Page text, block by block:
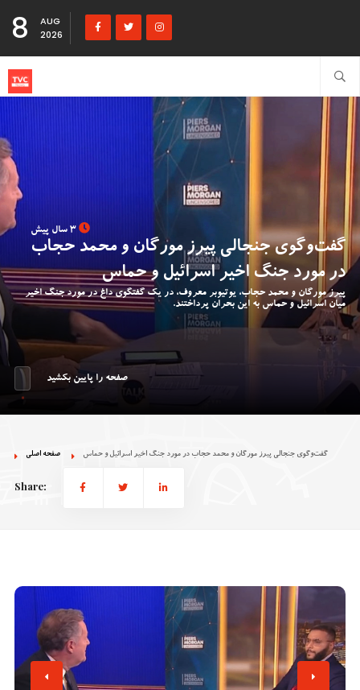
8
AUG
2026
3 سال پیش
گفت‌وگوی جنجالی پیرز مورگان و محمد حجاب
در مورد جنگ اخیر اسرائیل و حماس
پیرز مورگان و محمد حجاب، یوتیوبر معروف، در یک گفتگوی داغ در مورد جنگ اخیر
میان اسرائیل و حماس به این بحران پرداختند.
صفحه را پایین بکشید
صفحه اصلی گفت‌وگوی جنجالی پیرز مورگان و محمد حجاب در مورد جنگ اخیر اسرائیل و حماس
Share: